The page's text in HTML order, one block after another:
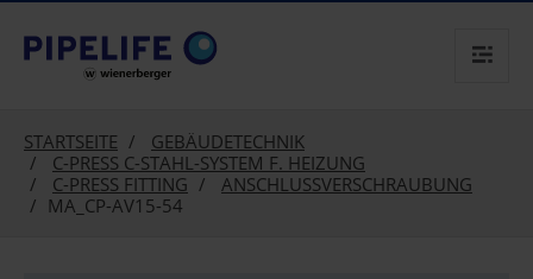
text.skipToContent
text.skipToNavigation
STARTSEITE
GEBÄUDETECHNIK
C-PRESS C-STAHL-SYSTEM F. HEIZUNG
C-PRESS FITTING
ANSCHLUSSVERSCHRAUBUNG
MA_CP-AV15-54